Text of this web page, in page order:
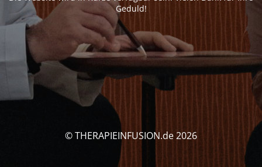
Geduld!
© THERAPIEINFUSION.de 2026